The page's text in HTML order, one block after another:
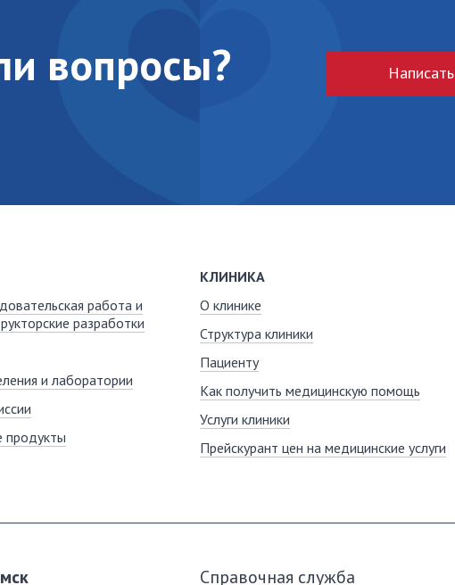
вопросы? Написать
работа и
разработки
и лаборатории
продукты
КЛИНИКА
О клинике
Структура клиники
Пациенту
Как получить медицинскую помощь
Услуги клиники
Прейскурант цен на медицинские услуги
Справочная служба